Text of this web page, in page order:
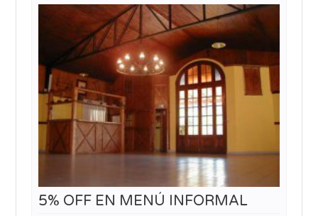
5% OFF EN MENÚ INFORMAL